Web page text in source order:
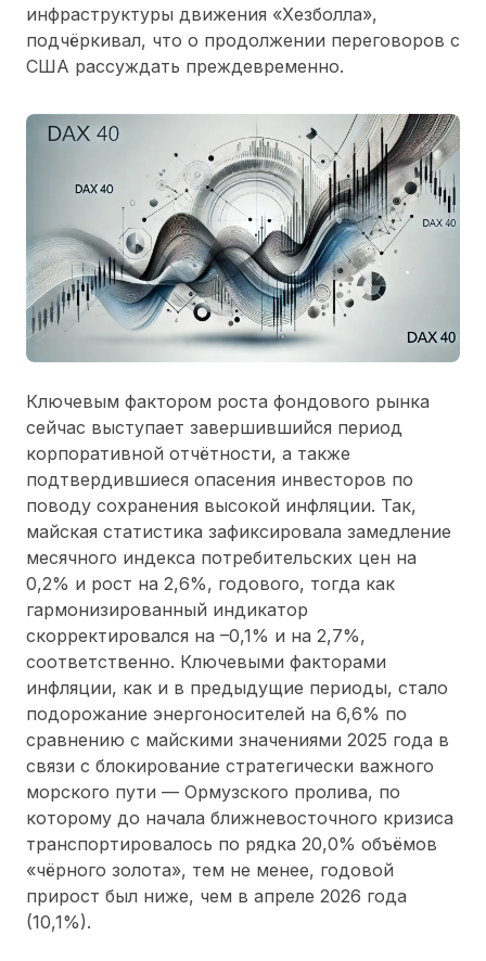
инфраструктуры движения «Хезболла»,
подчёркивал, что о продолжении переговоров с
США рассуждать преждевременно.
Ключевым фактором роста фондового рынка
сейчас выступает завершившийся период
корпоративной отчётности, а также
подтвердившиеся опасения инвесторов по
поводу сохранения высокой инфляции. Так,
майская статистика зафиксировала замедление
месячного индекса потребительских цен на
0,2% и рост на 2,6%, годового, тогда как
гармонизированный индикатор
скорректировался на –0,1% и на 2,7%,
соответственно. Ключевыми факторами
инфляции, как и в предыдущие периоды, стало
подорожание энергоносителей на 6,6% по
сравнению с майскими значениями 2025 года в
связи с блокирование стратегически важного
морского пути — Ормузского пролива, по
которому до начала ближневосточного кризиса
транспортировалось по рядка 20,0% объёмов
«чёрного золота», тем не менее, годовой
прирост был ниже, чем в апреле 2026 года
(10,1%).